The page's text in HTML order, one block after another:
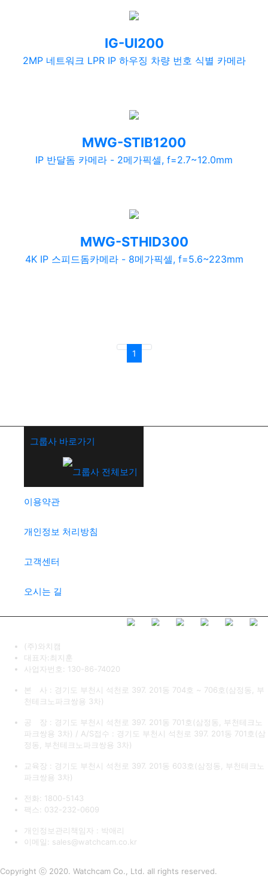
IG-UI200
2MP 네트워크 LPR IP 하우징 차량 번호 식별 카메라
MWG-STIB1200
IP 반달돔 카메라 - 2메가픽셀, f=2.7~12.0mm
MWG-STHID300
4K IP 스피드돔카메라 - 8메가픽셀, f=5.6~223mm
1
그룹사 바로가기
이용약관
개인정보 처리방침
고객센터
오시는 길
(주)와치캠
대표자:최지훈
사업자번호: 130-86-74020
본 사 : 경기도 부천시 석천로 397. 201동 704호 ~ 706호(삼정동, 부
천테크노파크쌍용 3차)
공 장 : 경기도 부천시 석천로 397. 201동 701호(삼정동, 부천테크노
파크쌍용 3차) / A/S접수 : 경기도 부천시 석천로 397. 201동 701호(삼
정동, 부천테크노파크쌍용 3차)
교육장 : 경기도 부천시 석천로 397. 201동 603호(삼정동, 부천테크노
파크쌍용 3차)
전화: 1800-5143
팩스: 032-232-0609
개인정보관리책임자 : 박애리
이메일: sales@watchcam.co.kr
Copyright ⓒ 2020. Watchcam Co., Ltd. all rights reserved.